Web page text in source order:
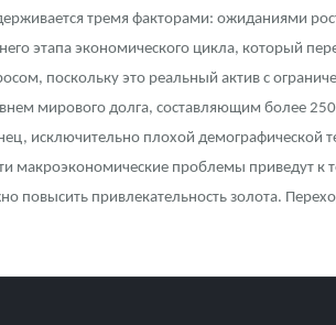
тремя факторами: ожиданиями
этапа экономического цикла, который
поскольку это реальный актив с
мирового долга, составляющим более
исключительно плохой демографической
макроэкономические проблемы приведут к
повысить привлекательность золота.